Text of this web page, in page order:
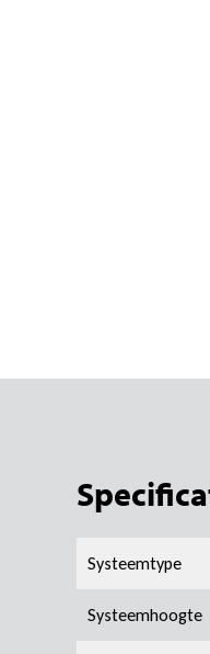
Systeemtype
Systeemhoogte